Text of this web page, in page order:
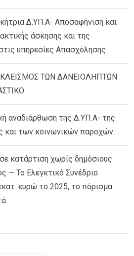
Δ.ΥΠ.Α- Αποσαφήνιση και
άσκησης και της
υπηρεσίες Απασχόλησης
ΤΩΝ ΔΑΝΕΙΟΛΗΠΤΩΝ
αναδιάρθωση της Δ.ΥΠ.Α- της
και των κοινωνικών παροχών
κατάρτιση χωρίς δημόσιους
— Το Ελεγκτικό Συνέδριο
ευρώ το 2025, το πόρισμα